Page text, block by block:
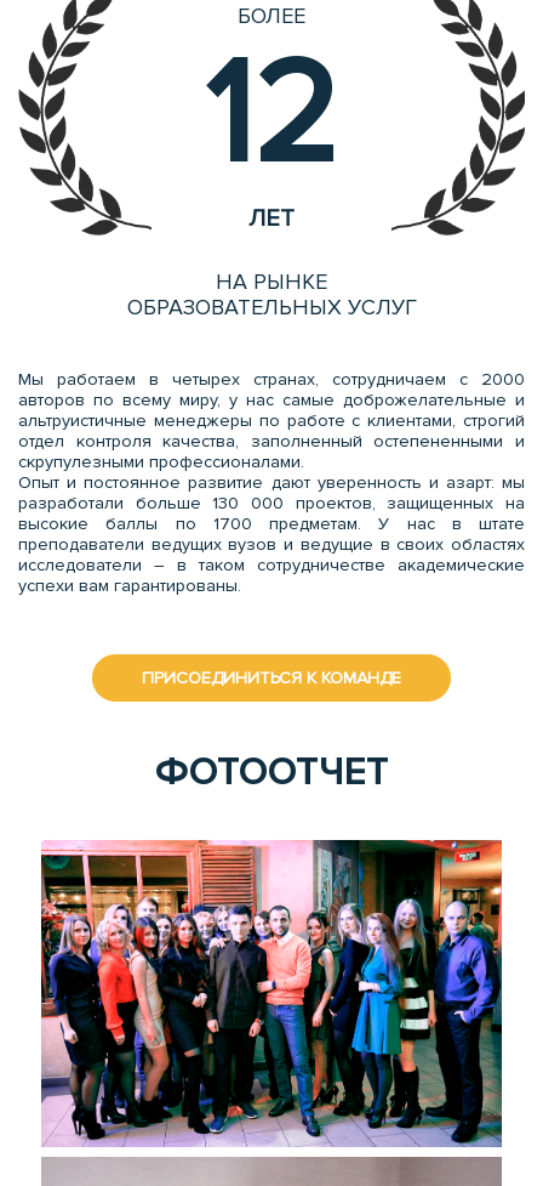
БОЛЕЕ
12
ЛЕТ
НА РЫНКЕ
ОБРАЗОВАТЕЛЬНЫХ УСЛУГ
Мы работаем в четырех странах, сотрудничаем с 2000
авторов по всему миру, у нас самые доброжелательные и
альтруистичные менеджеры по работе с клиентами, строгий
отдел контроля качества, заполненный остепененными и
скрупулезными профессионалами.
Опыт и постоянное развитие дают уверенность и азарт: мы
разработали больше 130 000 проектов, защищенных на
высокие баллы по 1700 предметам. У нас в штате
преподаватели ведущих вузов и ведущие в своих областях
исследователи – в таком сотрудничестве академические
успехи вам гарантированы.
ПРИСОЕДИНИТЬСЯ К КОМАНДЕ
ФОТООТЧЕТ